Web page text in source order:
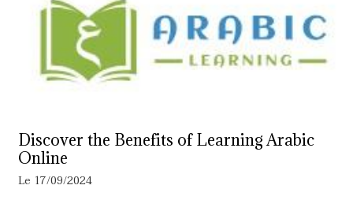
Discover the Benefits of Learning Arabic
Online
Le 17/09/2024